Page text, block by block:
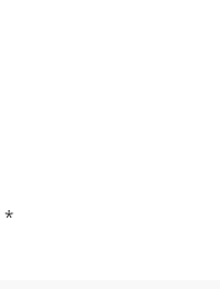
*